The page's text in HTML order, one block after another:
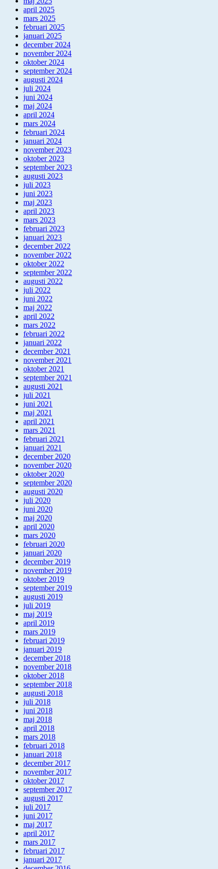
april 2025
mars 2025
februari 2025
januari 2025
december 2024
november 2024
oktober 2024
september 2024
augusti 2024
juli 2024
juni 2024
maj 2024
april 2024
mars 2024
februari 2024
januari 2024
november 2023
oktober 2023
september 2023
augusti 2023
juli 2023
juni 2023
maj 2023
april 2023
mars 2023
februari 2023
januari 2023
december 2022
november 2022
oktober 2022
september 2022
augusti 2022
juli 2022
juni 2022
maj 2022
april 2022
mars 2022
februari 2022
januari 2022
december 2021
november 2021
oktober 2021
september 2021
augusti 2021
juli 2021
juni 2021
maj 2021
april 2021
mars 2021
februari 2021
januari 2021
december 2020
november 2020
oktober 2020
september 2020
augusti 2020
juli 2020
juni 2020
maj 2020
april 2020
mars 2020
februari 2020
januari 2020
december 2019
november 2019
oktober 2019
september 2019
augusti 2019
juli 2019
maj 2019
april 2019
mars 2019
februari 2019
januari 2019
december 2018
november 2018
oktober 2018
september 2018
augusti 2018
juli 2018
juni 2018
maj 2018
april 2018
mars 2018
februari 2018
januari 2018
december 2017
november 2017
oktober 2017
september 2017
augusti 2017
juli 2017
juni 2017
maj 2017
april 2017
mars 2017
februari 2017
januari 2017